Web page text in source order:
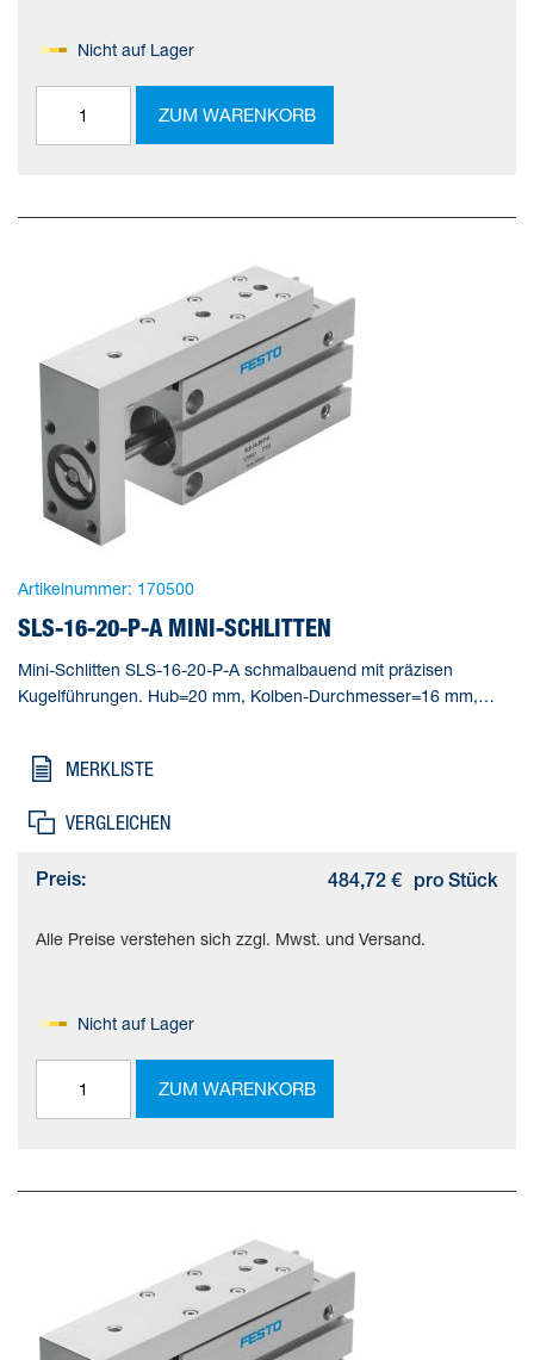
Nicht auf Lager
ZUM WARENKORB
Artikelnummer: 170500
SLS-16-20-P-A MINI-SCHLITTEN
Mini-Schlitten SLS-16-20-P-A schmalbauend mit präzisen
Kugelführungen. Hub=20 mm, Kolben-Durchmesser=16 mm,
MERKLISTE
VERGLEICHEN
Preis: 484,72 € pro Stück
Alle Preise verstehen sich zzgl. Mwst. und Versand.
Nicht auf Lager
ZUM WARENKORB